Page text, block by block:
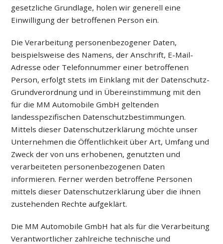
gesetzliche Grundlage, holen wir generell eine
Einwilligung der betroffenen Person ein.
Die Verarbeitung personenbezogener Daten,
beispielsweise des Namens, der Anschrift, E-Mail-
Adresse oder Telefonnummer einer betroffenen
Person, erfolgt stets im Einklang mit der Datenschutz-
Grundverordnung und in Übereinstimmung mit den
für die MM Automobile GmbH geltenden
landesspezifischen Datenschutzbestimmungen.
Mittels dieser Datenschutzerklärung möchte unser
Unternehmen die Öffentlichkeit über Art, Umfang und
Zweck der von uns erhobenen, genutzten und
verarbeiteten personenbezogenen Daten
informieren. Ferner werden betroffene Personen
mittels dieser Datenschutzerklärung über die ihnen
zustehenden Rechte aufgeklärt.
Die MM Automobile GmbH hat als für die Verarbeitung
Verantwortlicher zahlreiche technische und